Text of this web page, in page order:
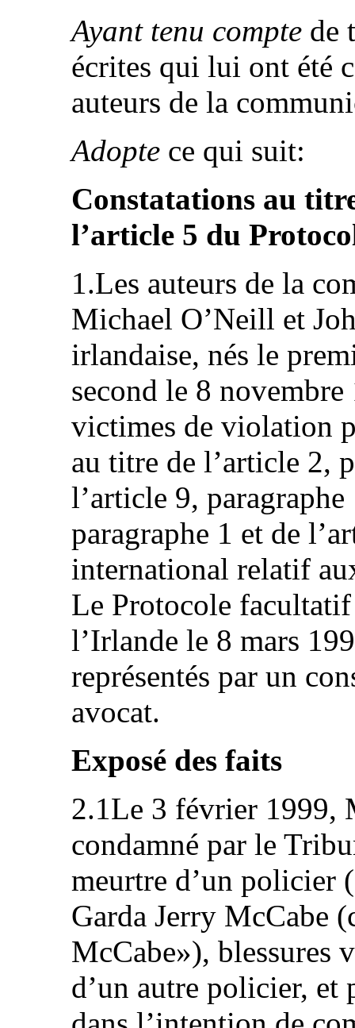
Ayant tenu compte de
écrites qui lui ont été
auteurs de la
Adopte ce qui suit:
Constatations au
l’article 5 du
1.Les auteurs de la
Michael O’Neill et
irlandaise, nés le
second le 8
victimes de violation
au titre de l’article 2,
l’article 9,
paragraphe 1 et de
international relatif
Le Protocole
l’Irlande le 8 mars
représentés par un
avocat.
Exposé des faits
2.1Le 3 février 1999,
condamné par le
meurtre d’un policier
Garda Jerry McCabe
McCabe»), blessures
d’un autre policier, et